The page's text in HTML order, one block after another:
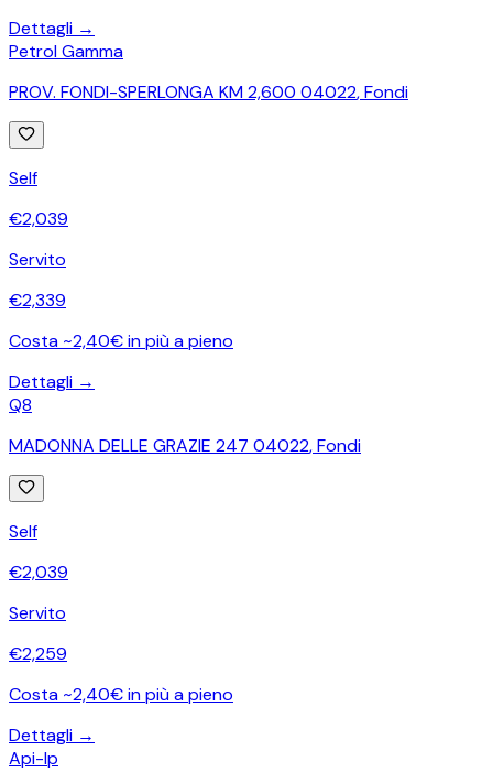
Dettagli →
Petrol Gamma
PROV. FONDI-SPERLONGA KM 2,600 04022,Fondi
Self
€2,039
Servito
€2,339
Costa ~2,40€ in più a pieno
Dettagli →
Q8
MADONNA DELLE GRAZIE 247 04022,Fondi
Self
€2,039
Servito
€2,259
Costa ~2,40€ in più a pieno
Dettagli →
Api-Ip